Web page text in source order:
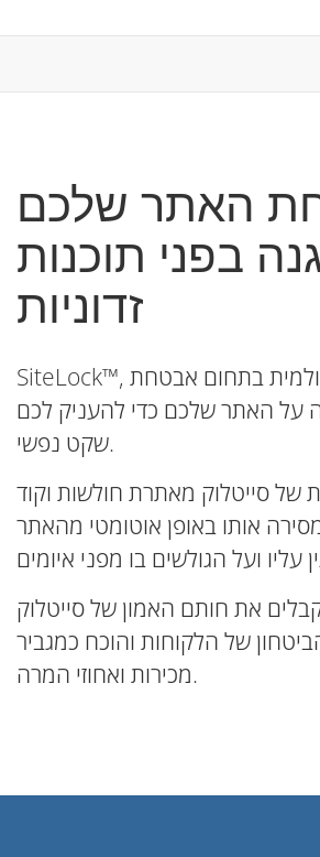
האתר שלכם
בפני תוכנות
זדוניות
SiteLock™, המובילה העולמית בתחום אבטחת
על האתר שלכם כדי להעניק לכם
שקט נפשי.
של סייטלוק מאתרת חולשות וקוד
אותו באופן אוטומטי מהאתר
את חותם האמון של סייטלוק
של הלקוחות והוכח כמגביר
מכירות ואחוזי המרה.